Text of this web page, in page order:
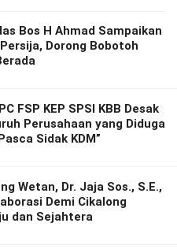
Bos H Ahmad Sampaikan
Dorong Bobotoh
FSP KEP SPSI KBB Desak
Perusahaan yang Diduga
Sidak KDM”
Wetan, Dr. Jaja Sos., S.E.,
Demi Cikalong
dan Sejahtera